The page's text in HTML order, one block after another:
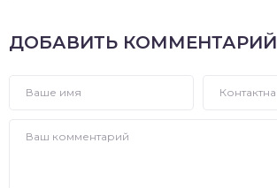
ДОБАВИТЬ КОММЕНТАРИЙ